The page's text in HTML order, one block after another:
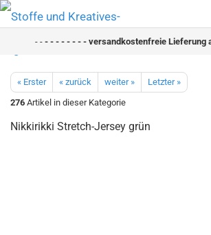
- -- - - - - - - - versandkostenfreie Lieferung
« Erster « zurück weiter »
Letzter »
276 Artikel in dieser Kategorie
Nikkirikki Stretch-Jersey grün